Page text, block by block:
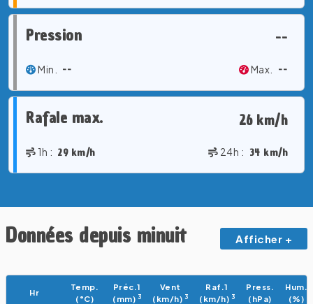
Pression --
Min. -- Max. --
Rafale max. 26 km/h
1h : 29 km/h 24h : 34 km/h
Données depuis minuit Afficher +
Hr
Temp.
(°C)
Préc.1
(mm) 3
Vent
(km/h) 3
Raf.1
(km/h) 3
Press.
(hPa)
Hum.
(%)